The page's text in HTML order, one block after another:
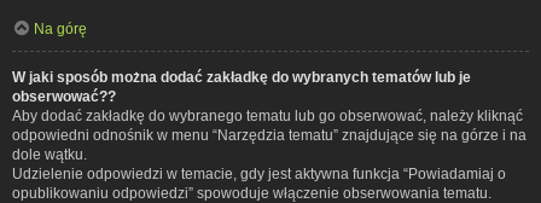
Na górę
W jaki sposób można dodać zakładkę do wybranych tematów lub je
obserwować??
Aby dodać zakładkę do wybranego tematu lub go obserwować, należy kliknąć
odpowiedni odnośnik w menu “Narzędzia tematu” znajdujące się na górze i na
dole wątku.
Udzielenie odpowiedzi w temacie, gdy jest aktywna funkcja “Powiadamiaj o
opublikowaniu odpowiedzi” spowoduje włączenie obserwowania tematu.